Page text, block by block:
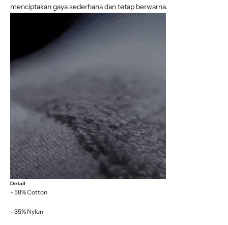
menciptakan gaya sederhana dan tetap berwarna.
Detail
- 58% Cotton
- 35% Nylon